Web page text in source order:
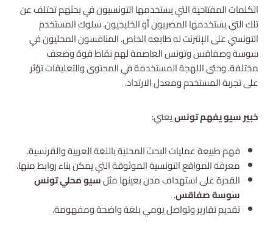
الكلمات المفتاحية التي يستخدمها التونسيون في بحثهم تختلف عن
تلك التي يستخدمها المصريون أو الخليجيون. سلوك المستخدم
التونسي على الإنترنت له طابعه الخاص. المنافسون المحليون في
سوسة وصفاقس وتونس العاصمة لهم نقاط قوة وضعف
مختلفة. وحتى اللهجة المستخدمة في المحتوى والتعليقات تؤثر
على تجربة المستخدم ومعدل الارتداد.
خبير سيو يفهم تونسيعني:
فهم طبيعة عمليات البحث المحلية باللغة العربية والفرنسية.
معرفة المواقع التونسية الموثوقة التي يمكن بناء روابط منها.
القدرة على استهداف مدن بعينها مثلسيو محلي تونس
سوسة صفاقس.
تقديم تقارير وتواصل يومي بلغة واضحة ومفهومة.